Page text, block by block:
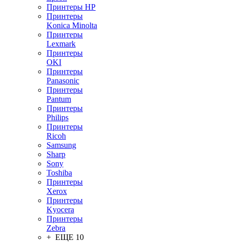
Принтеры HP
Принтеры
Konica Minolta
Принтеры
Lexmark
Принтеры
OKI
Принтеры
Panasonic
Принтеры
Pantum
Принтеры
Philips
Принтеры
Ricoh
Samsung
Sharp
Sony
Toshiba
Принтеры
Xerox
Принтеры
Kyocera
Принтеры
Zebra
+ ЕЩЕ 10